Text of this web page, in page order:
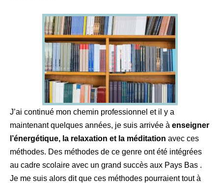
J’ai continué mon chemin professionnel et il y a
maintenant quelques années, je suis arrivée à enseigner
l’énergétique, la relaxation et la méditation avec ces
méthodes. Des méthodes de ce genre ont été intégrées
au cadre scolaire avec un grand succès aux Pays Bas .
Je me suis alors dit que ces méthodes pourraient tout à